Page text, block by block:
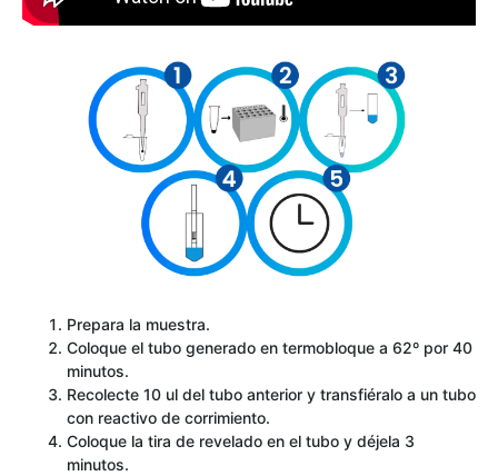
Prepara la muestra.
Coloque el tubo generado en termobloque a 62º por 40
minutos.
Recolecte 10 ul del tubo anterior y transfiéralo a un tubo
con reactivo de corrimiento.
Coloque la tira de revelado en el tubo y déjela 3
minutos.